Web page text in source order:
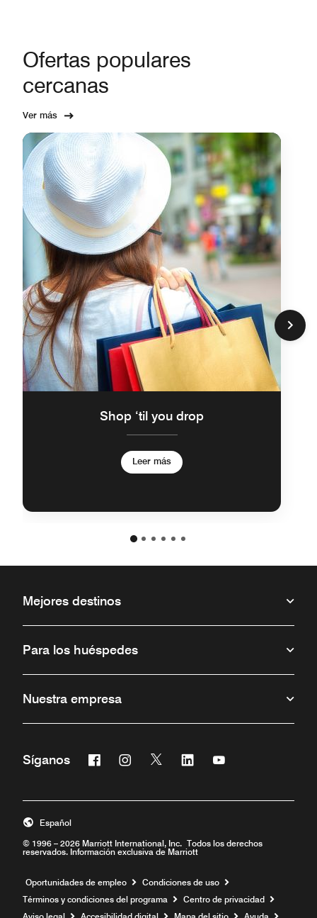
Ofertas populares
cercanas
Ver más
Shop ‘til you drop
Leer más
Mejores destinos
Para los huéspedes
Nuestra empresa
Síganos Facebook
Abre una ventana nueva
Instagram
Abre una ventana nueva
Twitter
Abre una ventana nueva
Linkedin
Abre una ventana nueva
Abre una ventana
© 1996 – 2026 Marriott International, Inc. Todos los derechos
reservados. Información exclusiva de Marriott
Español
Oportunidades de empleo Abre una ventana nueva
Condiciones de uso
Términos y condiciones del programa
Centro de privacidad